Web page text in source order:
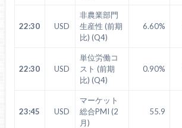
22:30 USD
非農業部門
生産性 (前期
比) (Q4)
6.60%
22:30 USD
単位労働コ
スト (前期
比) (Q4)
0.90%
23:45 USD
マーケット
総合PMI (2
月)
55.9